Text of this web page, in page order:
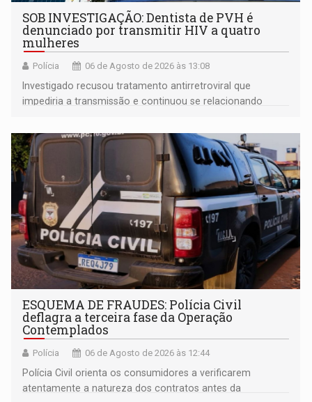
SOB INVESTIGAÇÃO: Dentista de PVH é
denunciado por transmitir HIV a quatro
mulheres
Polícia 06 de Agosto de 2026 às 13:08
Investigado recusou tratamento antirretroviral que
impediria a transmissão e continuou se relacionando
ESQUEMA DE FRAUDES: Polícia Civil
deflagra a terceira fase da Operação
Contemplados
Polícia 06 de Agosto de 2026 às 12:44
Polícia Civil orienta os consumidores a verificarem
atentamente a natureza dos contratos antes da